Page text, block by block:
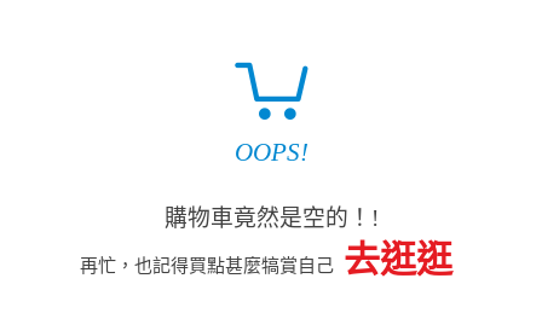
OOPS!
購物車竟然是空的！!
再忙，也記得買點甚麼犒賞自己 去逛逛